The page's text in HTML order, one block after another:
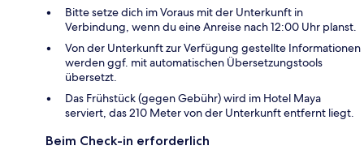
Bitte setze dich im Voraus mit der Unterkunft in
Verbindung, wenn du eine Anreise nach 12:00 Uhr planst.
Von der Unterkunft zur Verfügung gestellte Informationen
werden ggf. mit automatischen Übersetzungstools
übersetzt.
Das Frühstück (gegen Gebühr) wird im Hotel Maya
serviert, das 210 Meter von der Unterkunft entfernt liegt.
Beim Check-in erforderlich